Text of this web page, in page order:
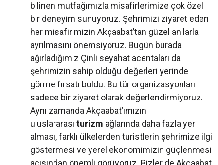
bilinen mutfağımızla misafirlerimize çok özel
bir deneyim sunuyoruz. Şehrimizi ziyaret eden
her misafirimizin Akçaabat’tan güzel anılarla
ayrılmasını önemsiyoruz. Bugün burada
ağırladığımız Çinli seyahat acentaları da
şehrimizin sahip olduğu değerleri yerinde
görme fırsatı buldu. Bu tür organizasyonları
sadece bir ziyaret olarak değerlendirmiyoruz.
Aynı zamanda Akçaabat’ımızın
uluslararası turizm ağlarında daha fazla yer
alması, farklı ülkelerden turistlerin şehrimize ilgi
göstermesi ve yerel ekonomimizin güçlenmesi
açısından önemli görüyoruz. Bizler de Akçaabat